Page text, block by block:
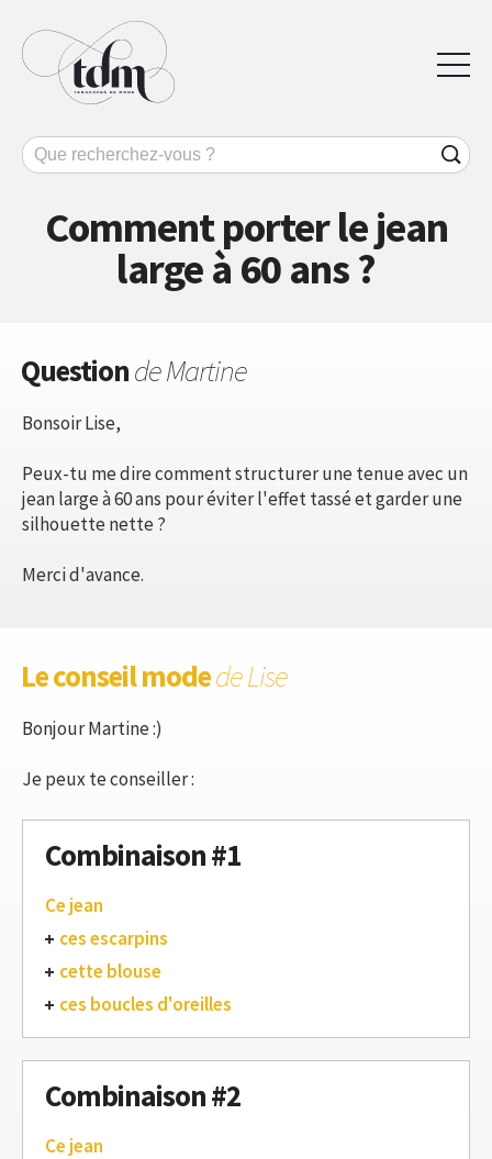
Comment porter le jean
large à 60 ans ?
Questionde Martine
Bonsoir Lise,
Peux-tu me dire comment structurer une tenue avec un
jean large à 60 ans pour éviter l'effet tassé et garder une
silhouette nette ?
Merci d'avance.
Le conseil modede Lise
Bonjour Martine :)
Je peux te conseiller :
Combinaison #1
Ce jean
ces escarpins
cette blouse
ces boucles d'oreilles
Combinaison #2
Ce jean